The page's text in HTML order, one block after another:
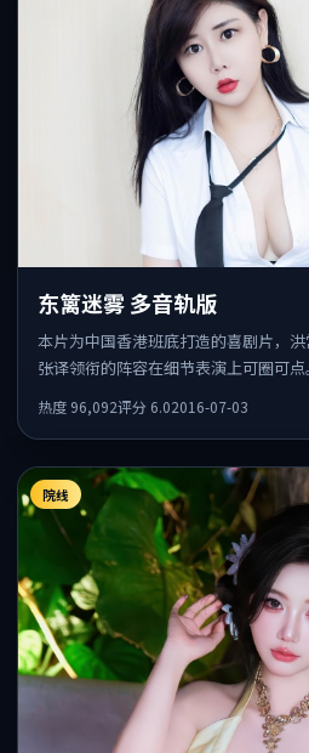
东篱迷雾 多音轨版
本片为中国香港班底打造的喜剧片，洪
张译领衔的阵容在细节表演上可圈可
热度 96,092评分 6.02016-07-03
院线